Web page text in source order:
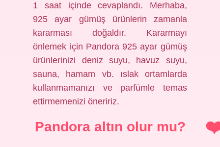
1 saat içinde cevaplandı. Merhaba,
925 ayar gümüş ürünlerin zamanla
kararması doğaldır. Kararmayı
önlemek için Pandora 925 ayar gümüş
ürünlerinizi deniz suyu, havuz suyu,
sauna, hamam vb. ıslak ortamlarda
kullanmamanızı ve parfümle temas
ettirmemenizi öneririz.
Pandora altın olur mu?